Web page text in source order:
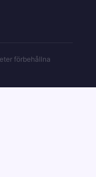
förbehållna